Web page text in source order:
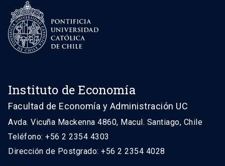
Instituto de Economía
Facultad de Economía y Administración UC
Avda. Vicuña Mackenna 4860, Macul. Santiago, Chile
Teléfono: +56 2 2354 4303
Dirección de Postgrado: +56 2 2354 4028